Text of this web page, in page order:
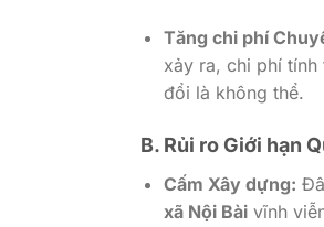
Tăng chi phí
xảy ra, chi phí
đổi là không thể.
B. Rủi ro Giới hạn
Cấm Xây dựng:
xã Nội Bàivĩnh